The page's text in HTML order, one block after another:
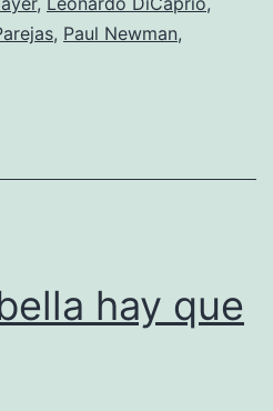
, Paul Newman,
hay que